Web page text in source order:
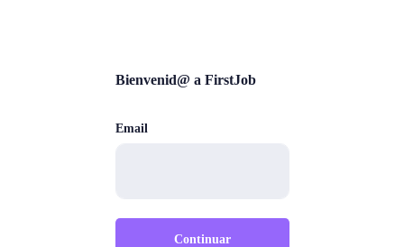
Bienvenid@ a FirstJob
Email
Continuar